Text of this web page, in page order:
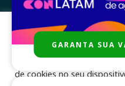
CONTATO:
Para melhor experiência e
cookies, de acordo com a
clicar em “aceito”, você
de cookies no seu
GARANTA SUA